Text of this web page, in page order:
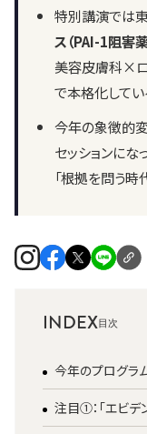
特別講演では
ス（PAI-1阻害
美容皮膚科×ロ
で本格化してい
今年の象徴的変
セッションにな
「根拠を問う
INDEX
今年のプログラ
注目①：「エビデ